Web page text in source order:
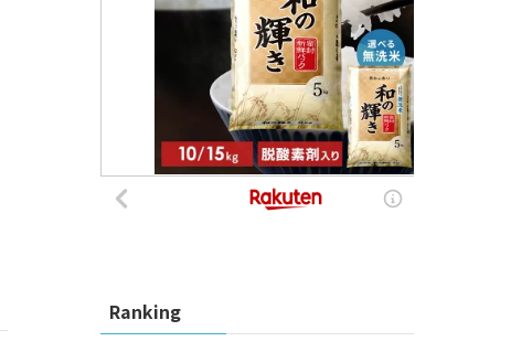
Ranking